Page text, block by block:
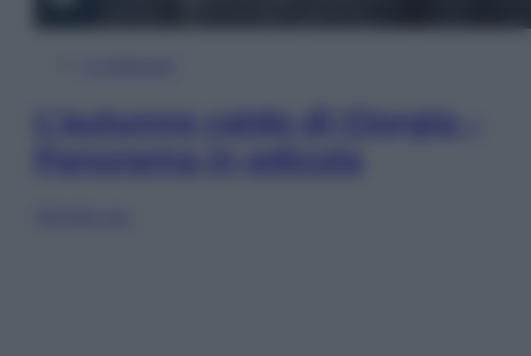
L’autunno caldo di Giorgia –